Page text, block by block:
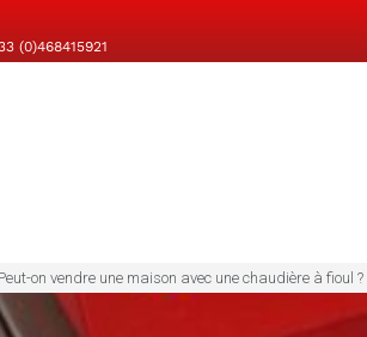
(0)468415921
on vendre une maison avec une chaudière à fioul